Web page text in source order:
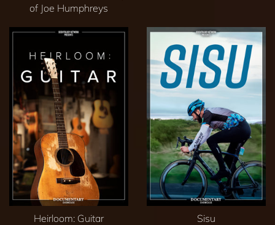
of Joe Humphreys
Heirloom: Guitar Sisu